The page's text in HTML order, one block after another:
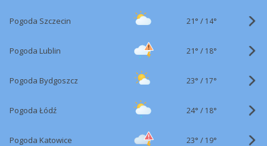
Pogoda Szczecin 21° / 14°
Pogoda Lublin 21° / 18°
Pogoda Bydgoszcz 23° / 17°
Pogoda Łódź 24° / 18°
Pogoda Katowice 23° / 19°